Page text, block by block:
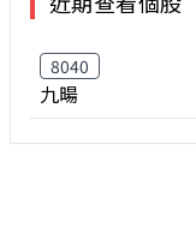
8040
九暘